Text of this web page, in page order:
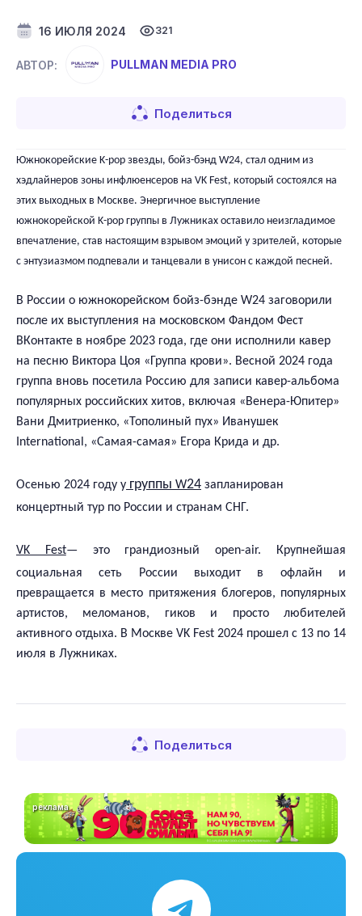
16 ИЮЛЯ 2024 321
АВТОР: PULLMAN MEDIA PRO
Поделиться
Южнокорейские K-pop звезды, бойз-бэнд W24, стал одним из
хэдлайнеров зоны инфлюенсеров на VK Fest, который состоялся на
этих выходных в Москве. Энергичное выступление
южнокорейской K-pop группы в Лужниках оставило неизгладимое
впечатление, став настоящим взрывом эмоций у зрителей, которые
с энтузиазмом подпевали и танцевали в унисон с каждой песней.
В России о южнокорейском бойз-бэнде W24 заговорили
после их выступления на московском Фандом Фест
ВКонтакте в ноябре 2023 года, где они исполнили кавер
на песню Виктора Цоя «Группа крови». Весной 2024 года
группа вновь посетила Россию для записи кавер-альбома
популярных российских хитов, включая «Венера-Юпитер»
Вани Дмитриенко, «Тополиный пух» Иванушек
International, «Самая-самая» Егора Крида и др.
Осенью 2024 году у группы W24 запланирован
концертный тур по России и странам СНГ.
VK Fest— это грандиозный open-air. Крупнейшая
социальная сеть России выходит в офлайн и
превращается в место притяжения блогеров, популярных
артистов, меломанов, гиков и просто любителей
активного отдыха. В Москве VK Fest 2024 прошел с 13 по 14
июля в Лужниках.
Поделиться
реклама